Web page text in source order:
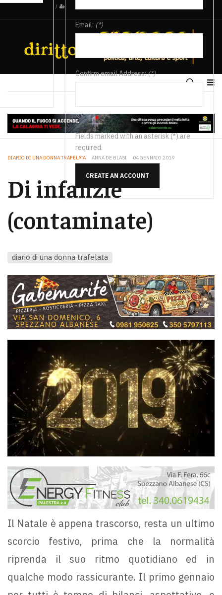
/
Email: (*)
Confirm email Address:(*)
Fields marked with an asterisk (*) are
required.
CREATE AN ACCOUNT
DIARIO DI UNA DONNA TRAFELATA ANNA DE BLASI 04 GENNAIO 2019
Di infanzie
(contaminate)
diario di una donna trafelata
Il Natale è appena trascorso, resta un ultimo
scorcio festivo, prima che la normalità
riprenda il suo ritmo quotidiano ed in
qualche modo rassicurante. Il primo gennaio